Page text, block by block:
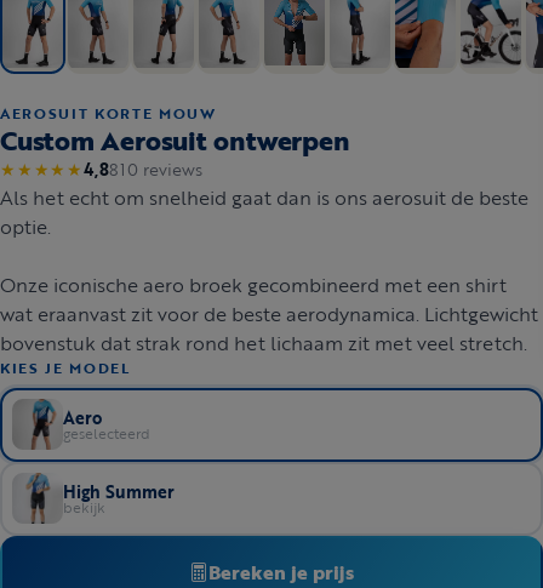
AEROSUIT KORTE MOUW
Custom Aerosuit ontwerpen
★★★★★4,8810 reviews
Als het echt om snelheid gaat dan is ons aerosuit de beste
optie.
Onze iconische aero broek gecombineerd met een shirt
wat eraanvast zit voor de beste aerodynamica. Lichtgewicht
bovenstuk dat strak rond het lichaam zit met veel stretch.
KIES JE MODEL
Aero
geselecteerd
High Summer
bekijk
Bereken je prijs